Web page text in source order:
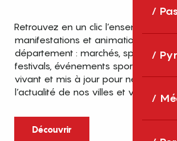
Retrouvez en un clic l’ensemble des
manifestations et animations
département : marchés, spectacles,
festivals, événements sportifs et
vivant et mis à jour pour ne rien
l’actualité de nos villes et villages.
Découvrir